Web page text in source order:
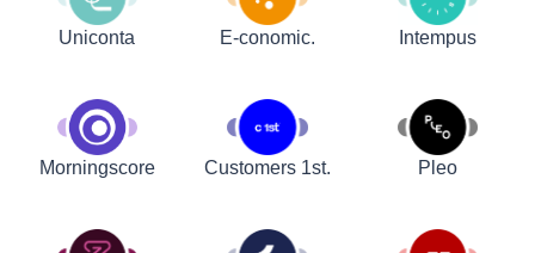
Uniconta E-conomic. Intempus
Morningscore Customers 1st. Pleo